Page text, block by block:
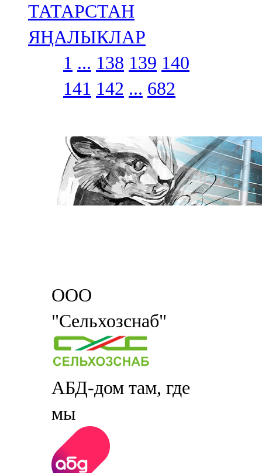
ТАТАРСТАН
ЯҢАЛЫКЛАР
1 ... 138 139 140
141 142 ... 682
ООО
"Сельхозснаб"
АБД-дом там, где
мы